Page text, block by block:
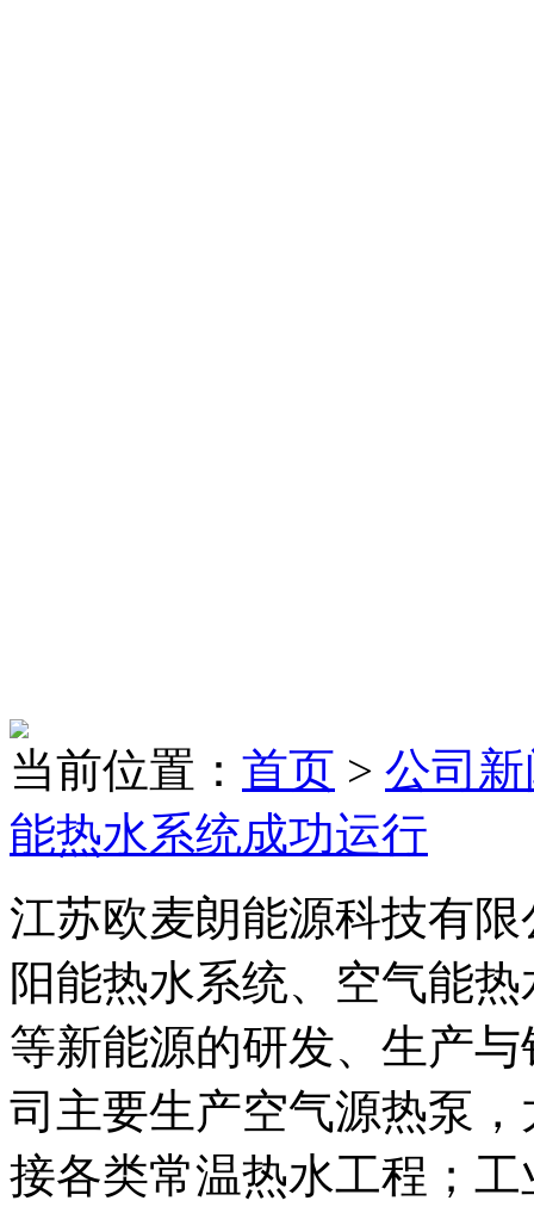
当前位置： 首页 > 公司
能热水系统成功运行
江苏欧麦朗能源科技有
阳能热水系统、空气能
等新能源的研发、生产
司主要生产空气源热泵
接各类常温热水工程；